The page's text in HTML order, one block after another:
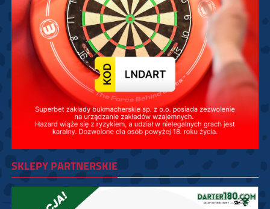
SKLEPY PARTNERSKIE